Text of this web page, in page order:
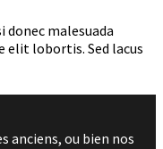
malesuada
elit lobortis. Sed lacus
anciens, ou bien nos